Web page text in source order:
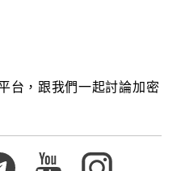
台，跟我們一起討論加密